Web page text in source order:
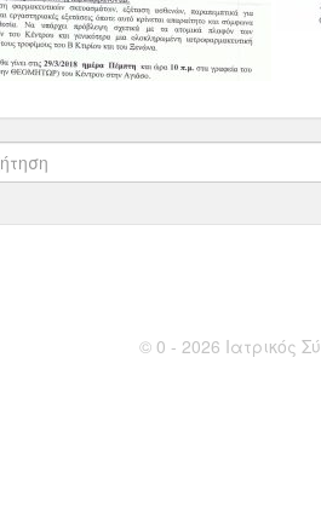
© 0 - 2026 Ιατρικός